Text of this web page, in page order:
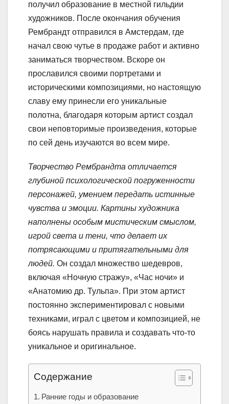
получил образование в местной гильдии
художников. После окончания обучения
Рембрандт отправился в Амстердам, где
начал свою чутье в продаже работ и активно
заниматься творчеством. Вскоре он
прославился своими портретами и
историческими композициями, но настоящую
славу ему принесли его уникальные
полотна, благодаря которым артист создал
свои неповторимые произведения, которые
по сей день изучаются во всем мире.
Творчество Рембрандта отличается
глубиной психологической погруженности
персонажей, умением передать истинные
чувства и эмоции. Картины художника
наполнены особым мистическим смыслом,
игрой света и тени, что делает их
потрясающими и притягательными для
людей. Он создал множество шедевров,
включая «Ночную стражу», «Час ночи» и
«Анатомию др. Тульпа». При этом артист
постоянно экспериментировал с новыми
техниками, играл с цветом и композицией, не
боясь нарушать правила и создавать что-то
уникальное и оригинальное.
Содержание
Ранние годы и образование